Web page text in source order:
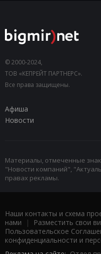
© 2000-2024,
ТОВ «КЕПРЕЙТ ПАРТНЕРС».
Все права защищены.
Афиша
Новости
Материалы, отмеченные
"Новости компаний",
правах рекламы.
Наши контакты и схема
нами | Разместить свои
Пользовательское
конфиденциальности и